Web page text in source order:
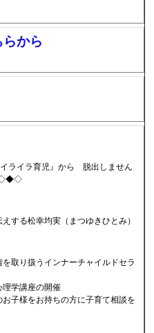
から
イラ育児』から 脱出しません
◇◆◇
する松幸均実（まつゆきひとみ）
取り扱うインナーチャイルドセラ
理学講座の開催
お子様をお持ちの方に子育て相談を